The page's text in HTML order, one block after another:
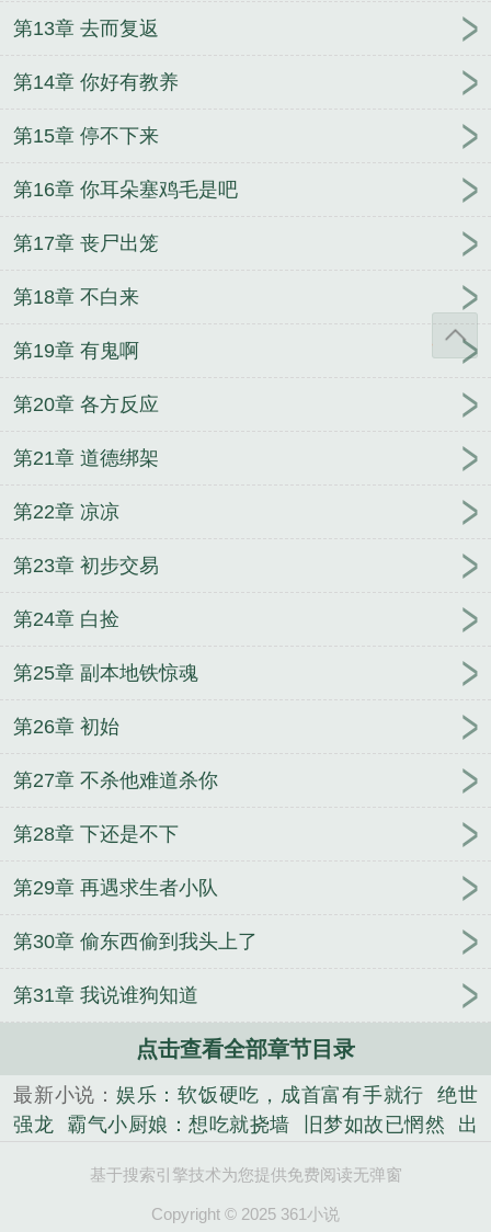
第13章 去而复返
第14章 你好有教养
第15章 停不下来
第16章 你耳朵塞鸡毛是吧
第17章 丧尸出笼
第18章 不白来
第19章 有鬼啊
第20章 各方反应
第21章 道德绑架
第22章 凉凉
第23章 初步交易
第24章 白捡
第25章 副本地铁惊魂
第26章 初始
第27章 不杀他难道杀你
第28章 下还是不下
第29章 再遇求生者小队
第30章 偷东西偷到我头上了
第31章 我说谁狗知道
点击查看全部章节目录
最新小说： 娱乐：软饭硬吃，成首富有手就行
绝世
强龙
霸气小厨娘：想吃就挠墙 旧梦如故已惘然
出
市追美系统
阮梨夜临 应姝茵萧景渊 我去北缅那些
落花不折枝，你我不相见 天才萌宝糊涂妈咪
基于搜索引擎技术为您提供免费阅读无弹窗
Copyright © 2025 361小说